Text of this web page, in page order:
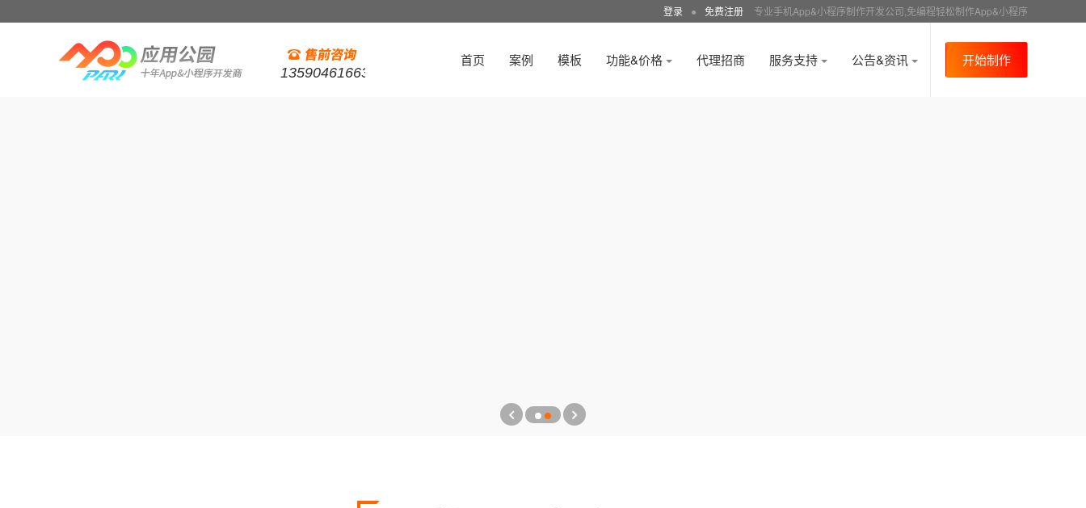
登录 ● 免费注册 专业手机App&小程序制作开发公司,免编程轻松制作App&小程序
13590461663
首页 案例 模板 功能&价格 代理招商 服务支持 公告&资讯 开始制作